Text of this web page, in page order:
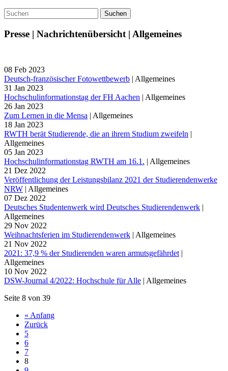
Presse | Nachrichtenübersicht | Allgemeines
08 Feb 2023
Deutsch-französischer Fotowettbewerb | Allgemeines
31 Jan 2023
Hochschulinformationstag der FH Aachen | Allgemeines
26 Jan 2023
Zum Lernen in die Mensa | Allgemeines
18 Jan 2023
RWTH berät Studierende, die an ihrem Studium zweifeln |
Allgemeines
05 Jan 2023
Hochschulinformationstag RWTH am 16.1. | Allgemeines
21 Dez 2022
Veröffentlichung der Leistungsbilanz 2021 der Studierendenwerke
NRW | Allgemeines
07 Dez 2022
Deutsches Studentenwerk wird Deutsches Studierendenwerk |
Allgemeines
29 Nov 2022
Weihnachtsferien im Studierendenwerk | Allgemeines
21 Nov 2022
2021: 37,9 % der Studierenden waren armutsgefährdet |
Allgemeines
10 Nov 2022
DSW-Journal 4/2022: Hochschule für Alle | Allgemeines
Seite 8 von 39
« Anfang
Zurück
5
6
7
8